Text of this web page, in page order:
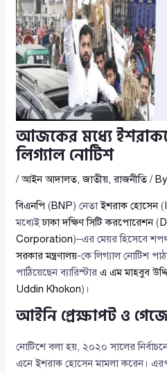
আজকের মধ্যে
লিগ্যাল নোটিশ
/আইন আদালত,জাতীয়,রাজনীতি/ By
বিএনপি (BNP) নেতাইশরাক হোসেন(
মধ্যেইঢাকা দক্ষিণ সিটি করপোরেশন(
Corporation)–এর মেয়র হিসেবে
সরকার মন্ত্রণালয়-কে লিগ্যাল নোটিশ
পাঠিয়েছেন ব্যারিস্টারএ এম মাহবুব
Uddin Khokon)।
আইনি প্রেক্ষাপট ও
নোটিশে বলা হয়, ২০২০ সালের
এনে ইশরাক হোসেন মামলা করেন।